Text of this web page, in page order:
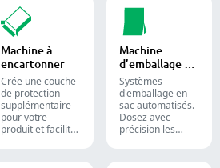
utilisés dans les
industries
pharmaceutique,
alimentaire et
chimique.
votre processus
de
conditionnement
pharmaceutique
grâce à nos
diverses solutions
de comptage de
formes solides.
Machine à
encartonner
Crée une couche
de protection
supplémentaire
pour votre
produit et facilite
Machine
d’emballage en
sac
Systèmes
d'emballage en
sac automatisés.
Dosez avec
précision les